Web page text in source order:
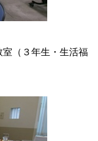
（３年生・生活福